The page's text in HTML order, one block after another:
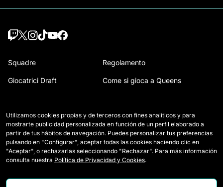
Squadre
Giocatrici Draft
Partite
Classifica
Statistiche
Regolamento
Come si gioca a Queens
Contatti
Lavora con noi
Utilizamos cookies propias y de terceros con fines analíticos y para
mostrarte publicidad personalizada en función de un perfil elaborado a
partir de tus hábitos de navegación. Puedes personalizar tus preferencias
pulsando en "Configurar", aceptar todas las cookies haciendo clic en
"Aceptar", o rechazarlas seleccionando "Rechazar". Para más información
consulta nuestra Política de Privacidad y Cookies.